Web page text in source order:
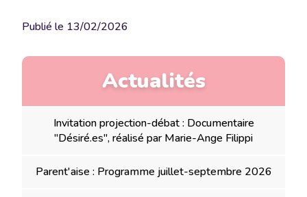
Actualités
Invitation projection-débat : Documentaire
"Désiré.es", réalisé par Marie-Ange Filippi
Parent'aise : Programme juillet-septembre 2026
Publié le 13/02/2026